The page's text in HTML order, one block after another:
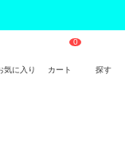
気に入り カート 探す